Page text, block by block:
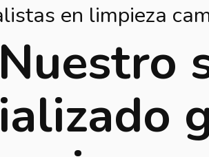
en limpieza
Nuestro